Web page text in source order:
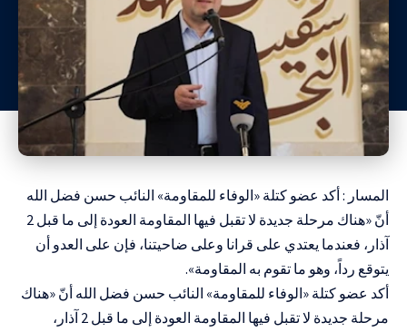
المسار : أكد عضو كتلة «الوفاء للمقاومة» النائب حسن فضل الله
أنّ «هناك مرحلة جديدة لا تقبل فيها المقاومة العودة إلى ما قبل 2
آذار، فعندما يعتدي على قرانا وعلى ضاحيتنا، فإن على العدو أن
يتوقع رداً، وهو ما تقوم به المقاومة».
أكد عضو كتلة «الوفاء للمقاومة» النائب حسن فضل الله أنّ «هناك
مرحلة جديدة لا تقبل فيها المقاومة العودة إلى ما قبل 2 آذار،